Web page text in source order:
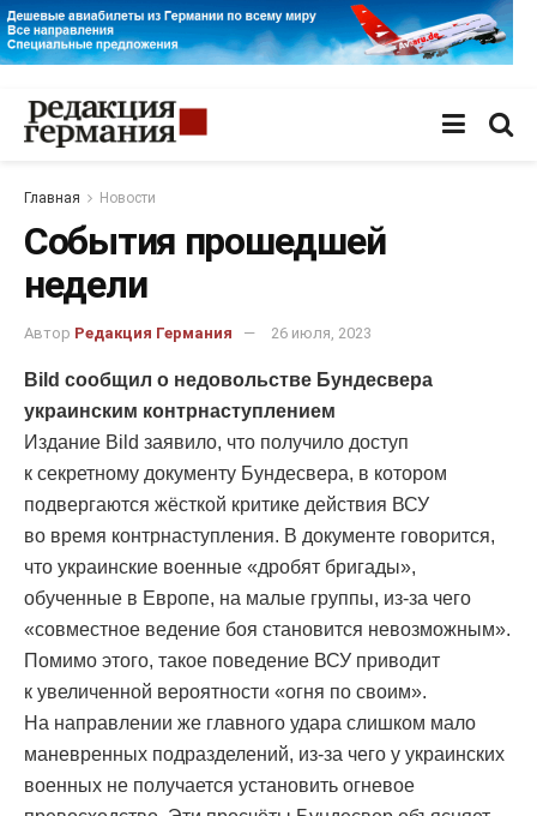
Главная Новости
События прошедшей
недели
Автор Редакция Германия 26 июля, 2023
Bild сообщил о недовольстве Бундесвера
украинским контрнаступлением
Издание Bild заявило, что получило доступ
к секретному документу Бундесвера, в котором
подвергаются жёсткой критике действия ВСУ
во время контрнаступления. В документе говорится,
что украинские военные «дробят бригады»,
обученные в Европе, на малые группы, из-за чего
«совместное ведение боя становится невозможным».
Помимо этого, такое поведение ВСУ приводит
к увеличенной вероятности «огня по своим».
На направлении же главного удара слишком мало
маневренных подразделений, из-за чего у украинских
военных не получается установить огневое